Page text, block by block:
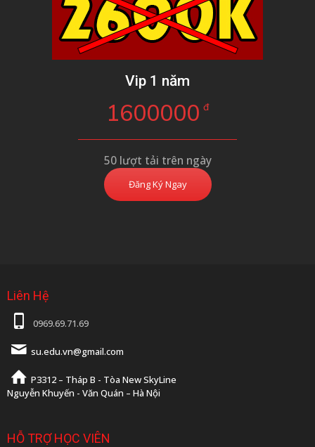
Vip 1 năm
1600000 đ
50 lượt tải trên ngày
Đăng Ký Ngay
Liên Hệ
0969.69.71.69
su.edu.vn@gmail.com
P3312 – Tháp B - Tòa New SkyLine
Nguyễn Khuyến - Văn Quán – Hà Nội
HỖ TRỢ HỌC VIÊN